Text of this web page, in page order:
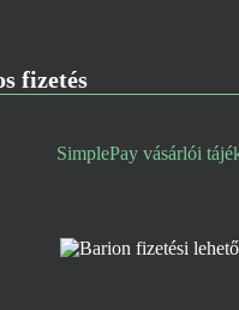
fizetés